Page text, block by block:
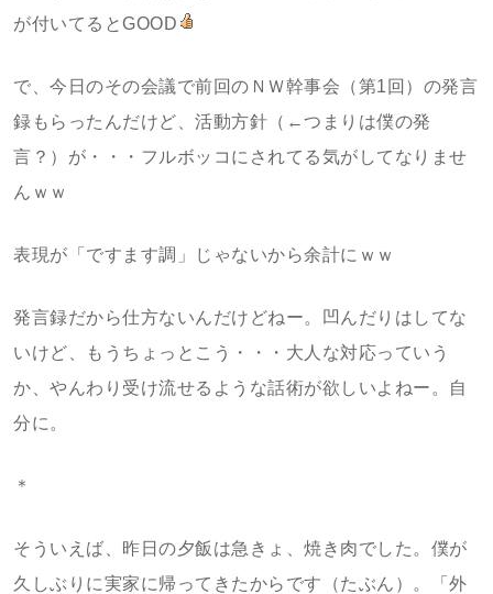
が付いてるとGOOD
で、今日のその会議で前回のＮＷ幹事会（第1回）の発言
録もらったんだけど、活動方針（←つまりは僕の発
言？）が・・・フルボッコにされてる気がしてなりませ
んｗｗ
表現が「ですます調」じゃないから余計にｗｗ
発言録だから仕方ないんだけどねー。凹んだりはしてな
いけど、もうちょっとこう・・・大人な対応っていう
か、やんわり受け流せるような話術が欲しいよねー。自
分に。
＊
そういえば、昨日の夕飯は急きょ、焼き肉でした。僕が
久しぶりに実家に帰ってきたからです（たぶん）。「外